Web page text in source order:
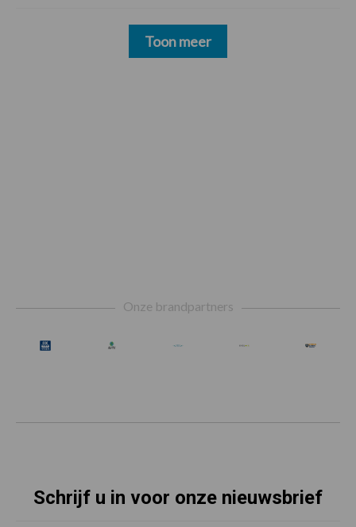
Toon meer
Onze brandpartners
Schrijf u in voor onze nieuwsbrief